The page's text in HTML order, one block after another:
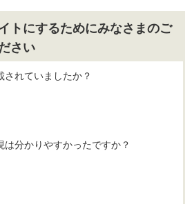
トにするためにみなさまのご
さい
されていましたか？
は分かりやすかったですか？